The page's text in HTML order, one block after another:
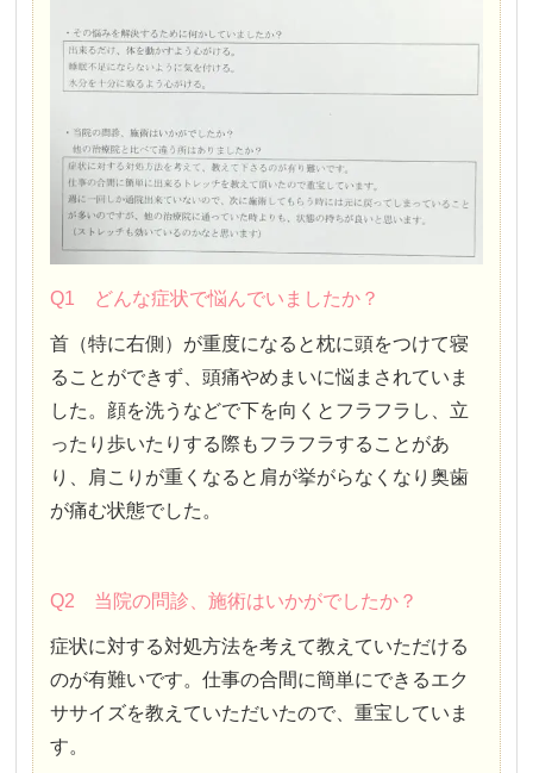
Q1 どんな症状で悩んでいましたか？
首（特に右側）が重度になると枕に頭をつけて寝
ることができず、頭痛やめまいに悩まされていま
した。顔を洗うなどで下を向くとフラフラし、立
ったり歩いたりする際もフラフラすることがあ
り、肩こりが重くなると肩が挙がらなくなり奥歯
が痛む状態でした。
Q2 当院の問診、施術はいかがでしたか？
症状に対する対処方法を考えて教えていただける
のが有難いです。仕事の合間に簡単にできるエク
ササイズを教えていただいたので、重宝していま
す。